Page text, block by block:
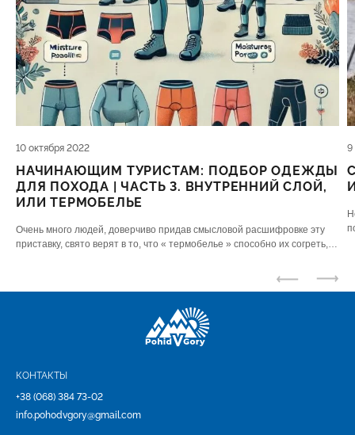
10 октября 2022
НАЧИНАЮЩИМ ТУРИСТАМ: ПОДБОР ОДЕЖДЫ
ДЛЯ ПОХОДА | ЧАСТЬ 3. ВНУТРЕННИЙ СЛОЙ,
ИЛИ ТЕРМОБЕЛЬЕ
Очень много людей, доверчиво придав смысловой расшифровке эту
приставку, свято верят в то, что « термобелье » способно их согреть,
9
КОНТАКТЫ
+38 (068) 384 73-02
info.pohodvgory@gmail.com